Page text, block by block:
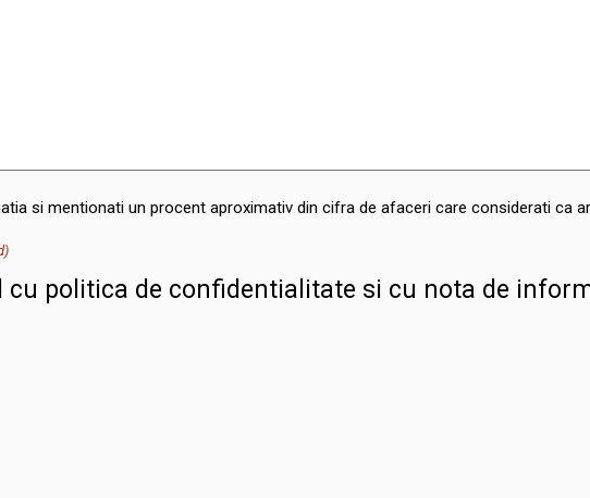
si mentionati un procent aproximativ din cifra de afaceri care considerati ca
cu politica de confidentialitate si cu nota de